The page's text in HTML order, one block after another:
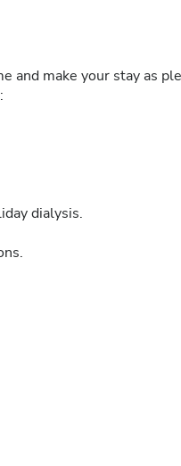
and make your stay as
dialysis.